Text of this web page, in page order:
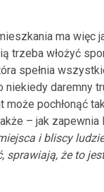
ma więc
trzeba włożyć
spełnia
niekiedy daremny
może pochłonąć
– jak zapewnia
i bliscy
sprawiają, że to